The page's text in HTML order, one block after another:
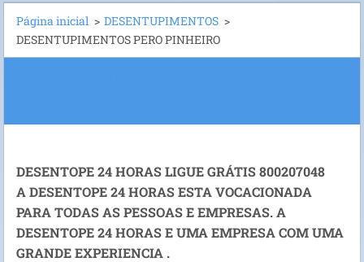
Página inicial > DESENTUPIMENTOS >
DESENTUPIMENTOS PERO PINHEIRO
DESENTOPE 24 HORAS LIGUE GRÁTIS 800207048
A DESENTOPE 24 HORAS ESTA VOCACIONADA
PARA TODAS AS PESSOAS E EMPRESAS. A
DESENTOPE 24 HORAS E UMA EMPRESA COM UMA
GRANDE EXPERIENCIA .